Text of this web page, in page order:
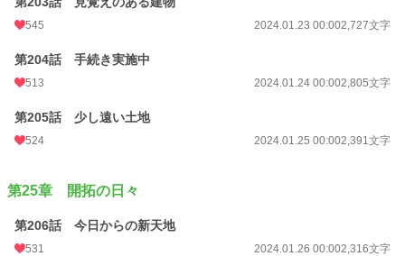
545 2024.01.23 00:002,727文字
第204話 手続き実施中
513 2024.01.24 00:002,805文字
第205話 少し遠い土地
524 2024.01.25 00:002,391文字
第25章 開拓の日々
第206話 今日からの新天地
531 2024.01.26 00:002,316文字